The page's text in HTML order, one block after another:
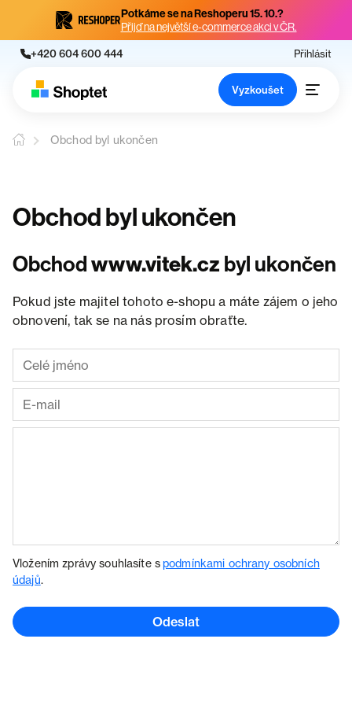
Potkáme se na Reshoperu 15. 10.?
Přijď na největší e-commerce akci v ČR.
+420 604 600 444 Přihlásit
Vyzkoušet
Obchod byl ukončen
Obchod byl ukončen
Obchodwww.vitek.cz byl ukončen
Pokud jste majitel tohoto e-shopu a máte zájem o jeho
obnovení, tak se na nás prosím obraťte.
Vložením zprávy souhlasíte spodmínkami ochrany osobních
údajů.
Odeslat